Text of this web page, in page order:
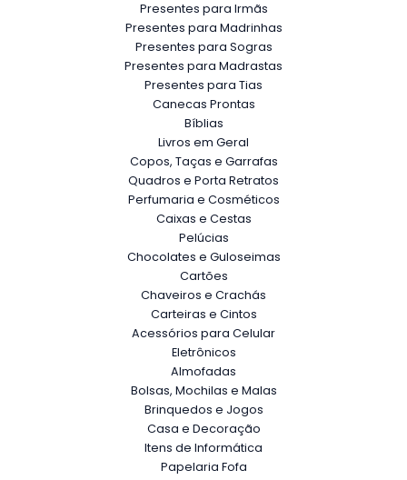
Presentes para Irmãs
Presentes para Madrinhas
Presentes para Sogras
Presentes para Madrastas
Presentes para Tias
Canecas Prontas
Bíblias
Livros em Geral
Copos, Taças e Garrafas
Quadros e Porta Retratos
Perfumaria e Cosméticos
Caixas e Cestas
Pelúcias
Chocolates e Guloseimas
Cartões
Chaveiros e Crachás
Carteiras e Cintos
Acessórios para Celular
Eletrônicos
Almofadas
Bolsas, Mochilas e Malas
Brinquedos e Jogos
Casa e Decoração
Itens de Informática
Papelaria Fofa